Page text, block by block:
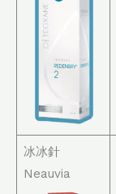
冰冰針
Neauvia